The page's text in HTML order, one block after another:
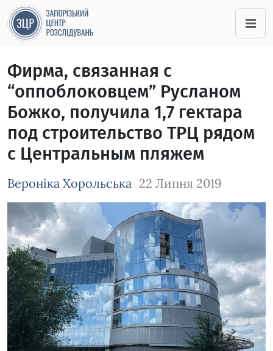
Фирма, связанная с
“оппоблоковцем” Русланом
Божко, получила 1,7 гектара
под строительство ТРЦ рядом
с Центральным пляжем
Вероніка Хорольська 22 Липня 2019
Зображення завантажується